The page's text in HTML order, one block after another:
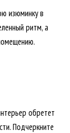
изюминку в
ритм, а
обретет
Подчеркните